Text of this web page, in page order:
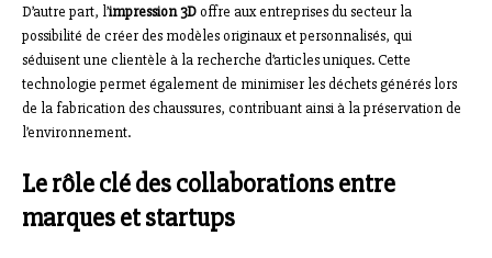
D’autre part, l’impression 3Doffre aux entreprises du secteur la
possibilité de créer des modèles originaux et personnalisés, qui
séduisent une clientèle à la recherche d’articles uniques. Cette
technologie permet également de minimiser les déchets générés lors
de la fabrication des chaussures, contribuant ainsi à la préservation de
l’environnement.
Le rôle clé des collaborations entre
marques et startups